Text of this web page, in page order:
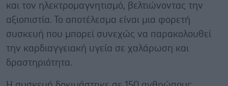
και τον ηλεκτρομαγνητισμό, βελτιώνοντας την
αξιοπιστία. Το αποτέλεσμα είναι μια φορετή
συσκευή που μπορεί συνεχώς να παρακολουθεί
την καρδιαγγειακή υγεία σε χαλάρωση και
δραστηριότητα.